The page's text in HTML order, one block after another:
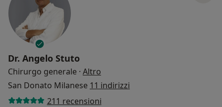
Dr. Angelo Stuto
Chirurgo generale · Altro
San Donato Milanese 11 indirizzi
211 recensioni